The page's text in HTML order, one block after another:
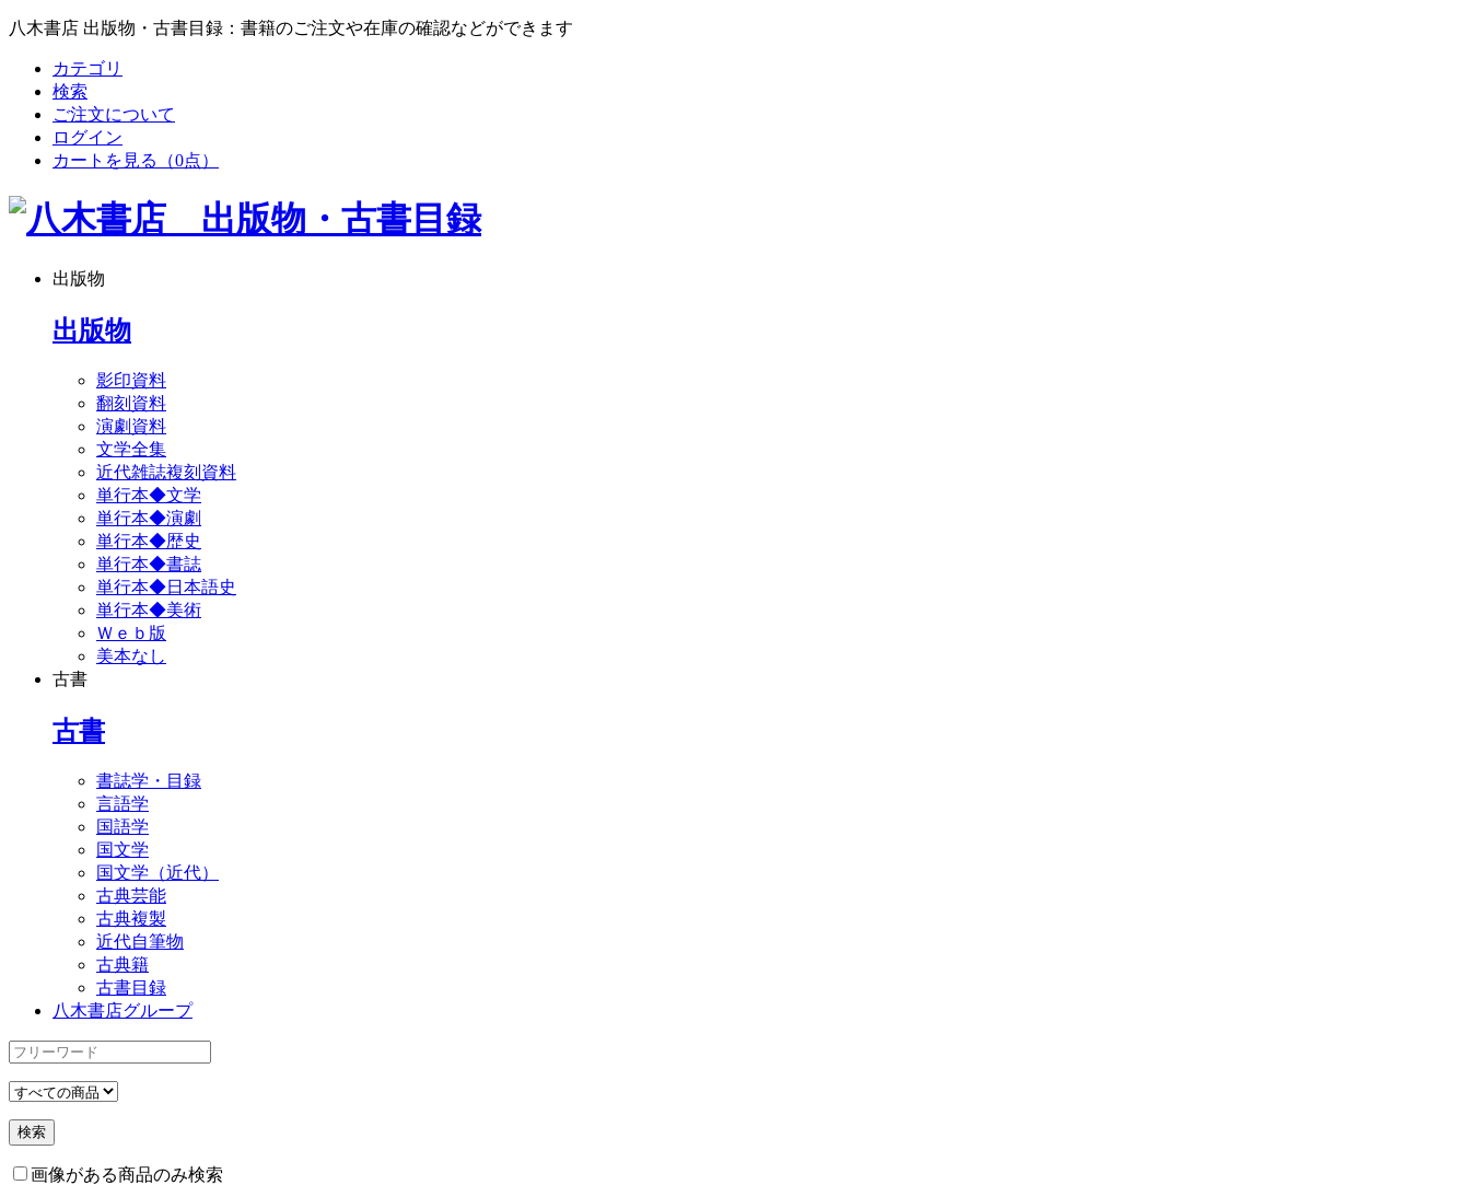
八木書店 出版物・古書目録：書籍のご注文や在庫の確認などができます
カテゴリ
検索
ご注文について
ログイン
カートを見る
（0点）
出版物
出版物
影印資料
翻刻資料
演劇資料
文学全集
近代雑誌複刻資料
単行本◆文学
単行本◆演劇
単行本◆歴史
単行本◆書誌
単行本◆日本語史
単行本◆美術
Ｗｅｂ版
美本なし
古書
古書
書誌学・目録
言語学
国語学
国文学
国文学（近代）
古典芸能
古典複製
近代自筆物
古典籍
古書目録
八木書店グループ
画像がある商品のみ検索